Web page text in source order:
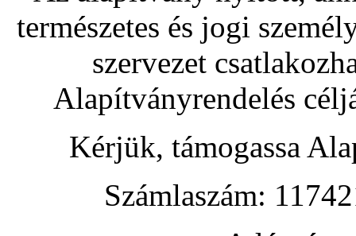
természetes és jogi
szervezet
Alapítványrendelés
Kérjük, támogassa
Számlaszám: